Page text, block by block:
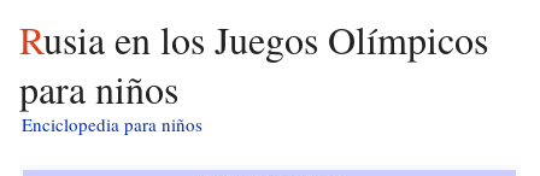
Rusia en los Juegos Olímpicos
para niños
Enciclopedia para niños